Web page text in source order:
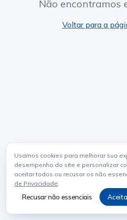
Usamos cookies para melhorar sua
desempenho do site e personalizar
aceitar todos ou recusar os não
de Privacidade.
Recusar não essenciais
Não encontramos
Voltar para a